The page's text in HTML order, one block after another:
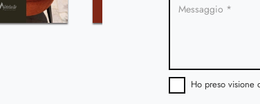
Ho preso visione